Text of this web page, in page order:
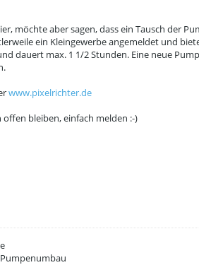
möchte aber sagen, dass ein Tausch der
ein Kleingewerbe angemeldet und
dauert max. 1 1/2 Stunden. Eine neue
www.pixelrichter.de
offen bleiben, einfach melden :-)